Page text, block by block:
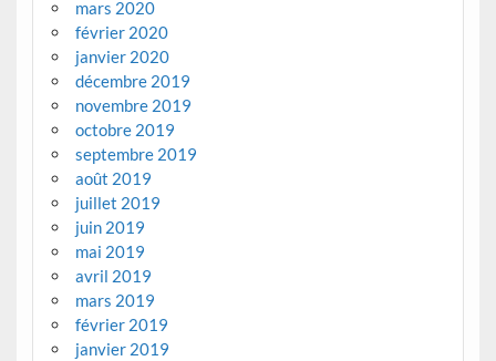
mars 2020
février 2020
janvier 2020
décembre 2019
novembre 2019
octobre 2019
septembre 2019
août 2019
juillet 2019
juin 2019
mai 2019
avril 2019
mars 2019
février 2019
janvier 2019